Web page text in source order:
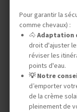
Pour garantir la
comme chevaux) :
🐴 Adaptation
droit d'ajuster
réviser les
points d'eau.
💡 Notre
d’emporter
de la crème
pleinement de